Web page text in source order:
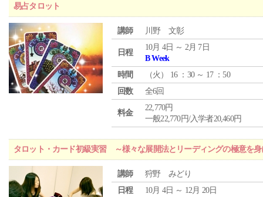
易占タロット
講師 川野 文彰
日程
10月 4日 ～ 2月 7日
B Week
時間
（火 ） 16 ：30 ～ 17 ：50
回数
全6回
料金
22,770円
一般22,770円/入学者20,460円
タロット・カード初級実習 ～様々な展開法とリーディングの極意を身
講師
狩野 みどり
日程
10月 4日 ～ 12月 20日